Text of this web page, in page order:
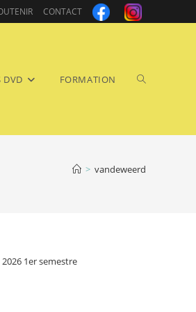
CONTACT
DVD FORMATION Toggle
> vandeweerd
2026 1er semestre